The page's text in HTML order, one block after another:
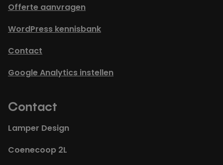
Offerte aanvragen
WordPress kennisbank
Contact
Google Analytics instellen
Contact
Lamper Design
Coenecoop 2L